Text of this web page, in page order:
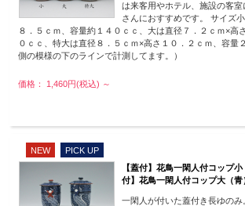
は来客用やホテル、施設の客
さんにおすすめです。 サイズ
８．５ｃｍ、容量約１４０ｃｃ、大は直径７．２ｃｍ×高
０ｃｃ、特大は直径８．５ｃｍ×高さ１０．２ｃｍ、容量
側の模様の下のラインで計測してます。）
価格： 1,460円(税込) ～
NEW
PICK UP
【蓋付】花鳥一閑人付コッ
付】花鳥一閑人付コップ大（青
一閑人が付いた蓋付き長ゆの